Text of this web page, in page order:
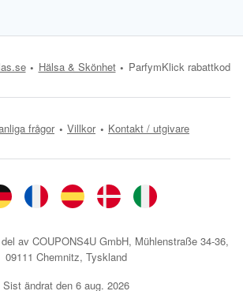
Hälsa & Skönhet ParfymKlick rabattkod
frågor Villkor Kontakt / utgivare
av COUPONS4U GmbH, Mühlenstraße 34-36,
09111 Chemnitz, Tyskland
Sist ändrat den 6 aug. 2026